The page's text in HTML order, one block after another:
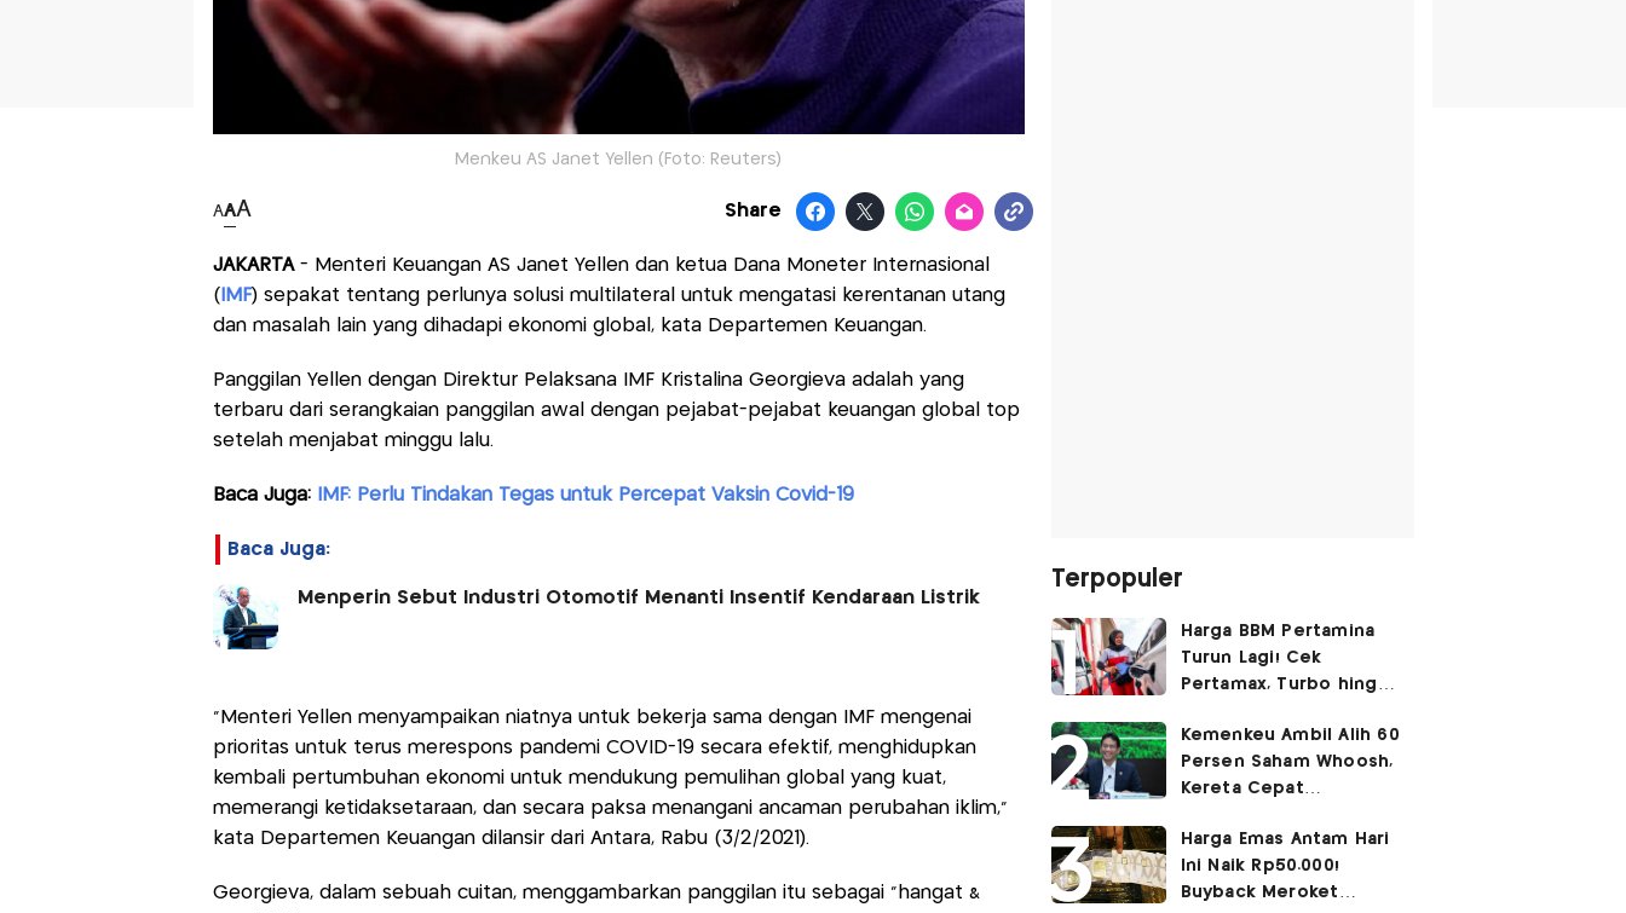
Menkeu AS Janet Yellen (Foto: Reuters)
AAA Share
JAKARTA- Menteri Keuangan AS Janet Yellen dan ketua Dana Moneter Internasional
( IMF) sepakat tentang perlunya solusi multilateral untuk mengatasi kerentanan utang
dan masalah lain yang dihadapi ekonomi global, kata Departemen Keuangan.
Panggilan Yellen dengan Direktur Pelaksana IMF Kristalina Georgieva adalah yang
terbaru dari serangkaian panggilan awal dengan pejabat-pejabat keuangan global top
setelah menjabat minggu lalu.
Baca Juga: IMF: Perlu Tindakan Tegas untuk Percepat Vaksin Covid-19
Baca Juga:
Menperin Sebut Industri Otomotif Menanti Insentif Kendaraan Listrik
“Menteri Yellen menyampaikan niatnya untuk bekerja sama dengan IMF mengenai
prioritas untuk terus merespons pandemi COVID-19 secara efektif, menghidupkan
kembali pertumbuhan ekonomi untuk mendukung pemulihan global yang kuat,
memerangi ketidaksetaraan, dan secara paksa menangani ancaman perubahan iklim,"
kata Departemen Keuangan dilansir dari Antara, Rabu (3/2/2021).
Georgieva, dalam sebuah cuitan, menggambarkan panggilan itu sebagai "hangat &
Terpopuler
Harga BBM Pertamina
Turun Lagi! Cek
Pertamax, Turbo hingga
Agustus 2026
Kemenkeu Ambil Alih 60
Persen Saham Whoosh,
Kereta Cepat
Surabaya
Harga Emas Antam Hari
Ini Naik Rp50.000!
Buyback Meroket